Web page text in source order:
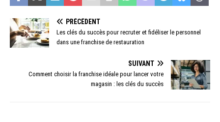
PRÉCÉDENT
Les clés du succès pour recruter et fidéliser le personnel
dans une franchise de restauration
SUIVANT
Comment choisir la franchise idéale pour lancer votre
magasin : les clés du succès